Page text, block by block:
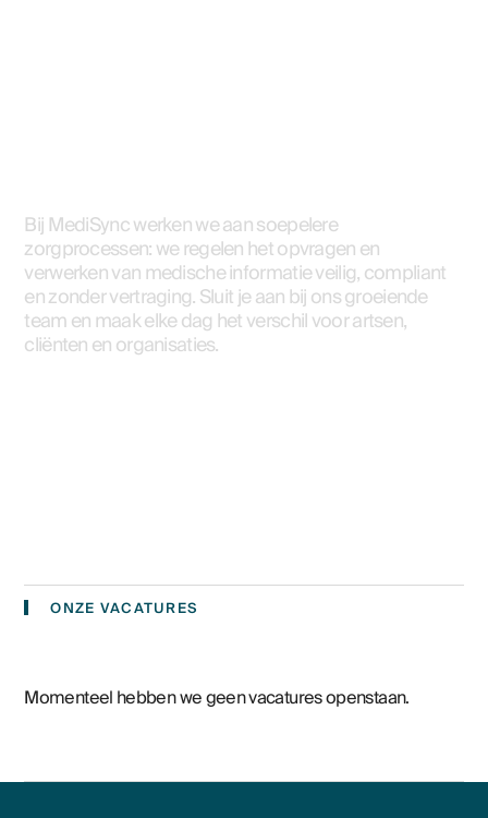
Bij MediSync werken we aan soepelere
zorgprocessen: we regelen het opvragen en
verwerken van medische informatie veilig, compliant
en zonder vertraging. Sluit je aan bij ons groeiende
team en maak elke dag het verschil voor artsen,
cliënten en organisaties.
ONZE VACATURES
Momenteel hebben we geen vacatures openstaan.